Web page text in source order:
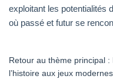
exploitant les potentialités
où passé et futur se
Retour au thème principal :
l’histoire aux jeux modernes